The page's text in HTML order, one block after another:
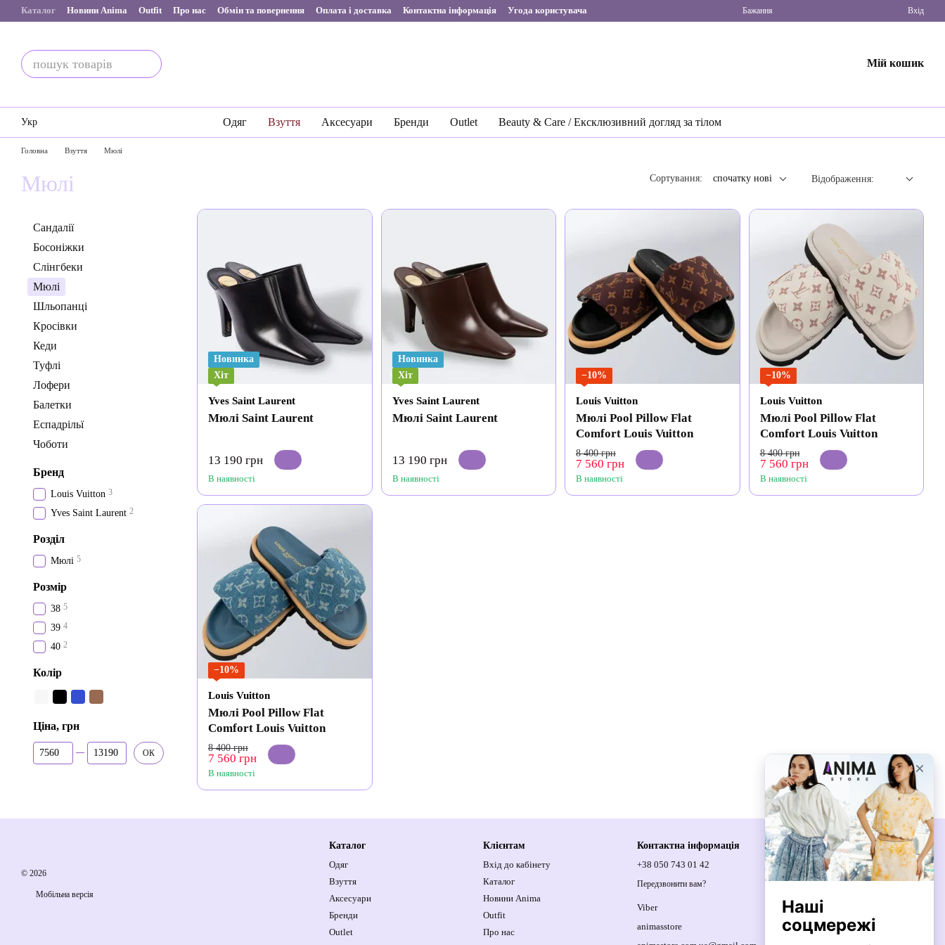
Перейти до основного контенту
Каталог Новини Anima Outfit Про нас Обмін та повернення Оплата і доставка Контактна інформація Угода користувача Бажання Вхід
Мій кошик
Укр Одяг Взуття Аксесуари Бренди Outlet Beauty & Care / Ексклюзивний догляд за тілом
Головна Взуття Мюлі
Мюлі Сортування: спочатку нові Відображення:
Новинка
Хіт
Yves Saint Laurent
Мюлі Saint Laurent
13 190 грн
В наявності
Новинка
Хіт
Yves Saint Laurent
Мюлі Saint Laurent
13 190 грн
В наявності
−10%
Louis Vuitton
Мюлі Pool Pillow Flat
Comfort Louis Vuitton
8 400 грн
7 560 грн
В наявності
−10%
Louis Vuitton
Мюлі Pool Pillow Flat
Comfort Louis Vuitton
8 400 грн
7 560 грн
В наявності
−10%
Louis Vuitton
Мюлі Pool Pillow Flat
Comfort Louis Vuitton
8 400 грн
7 560 грн
В наявності
Сандалії
Босоніжки
Слінгбеки
Мюлі
Шльопанці
Кросівки
Кеди
Туфлі
Лофери
Балетки
Еспадрільї
Чоботи
Бренд
Louis Vuitton 3
Yves Saint Laurent 2
Розділ
Мюлі 5
Розмір
38 5
39 4
40 2
Колір
Ціна, грн
Від Ціна, грн
До Ціна, грн
ОК
© 2026
Мобільна версія
Каталог
Одяг
Взуття
Аксесуари
Бренди
Outlet
Клієнтам
Вхід до кабінету
Каталог
Новини Anima
Outfit
Про нас
Контактна інформація
+38 050 743 01 42
Передзвонити вам?
Viber
animasstore
Спортивна площа, 1, м.Київ, 01021,
Україна